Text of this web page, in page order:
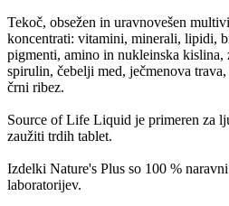
Tekoč, obsežen in uravnovešen
koncentrati: vitamini, minerali, lipidi,
pigmenti, amino in nukleinska kislina,
spirulin, čebelji med, ječmenova
črni ribez.
Source of Life Liquid je primeren za
zaužiti trdih tablet.
Izdelki Nature's Plus so 100 %
laboratorijev.